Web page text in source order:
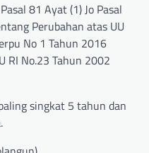
81 Ayat (1) Jo Pasal
Perubahan atas UU
No 1 Tahun 2016
RI No.23 Tahun 2002
singkat 5 tahun dan